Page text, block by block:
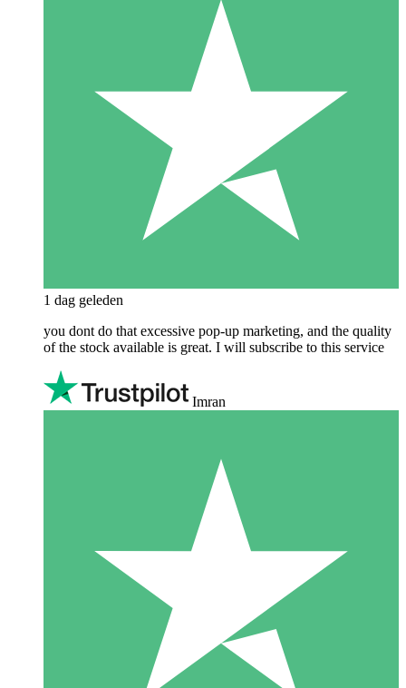
1 dag geleden
you dont do that excessive pop-up marketing, and the quality
of the stock available is great. I will subscribe to this service
Imran